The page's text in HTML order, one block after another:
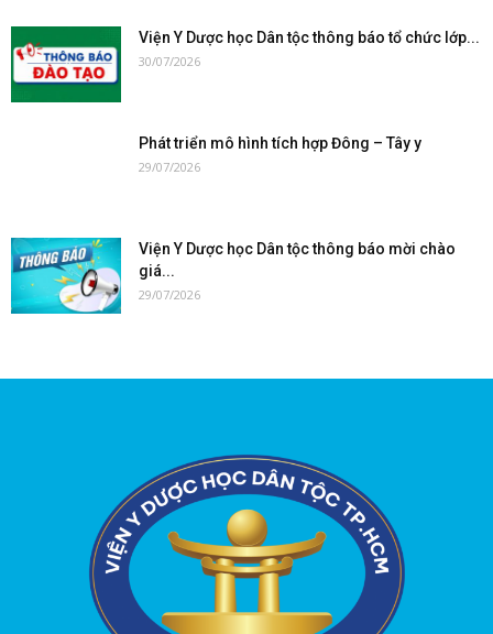
Viện Y Dược học Dân tộc thông báo tổ chức lớp...
30/07/2026
Phát triển mô hình tích hợp Đông – Tây y
29/07/2026
Viện Y Dược học Dân tộc thông báo mời chào
giá...
29/07/2026